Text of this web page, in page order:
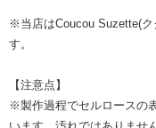
※当店はCoucou Suzette(
す。
【注意点】
※製作過程でセルロースの